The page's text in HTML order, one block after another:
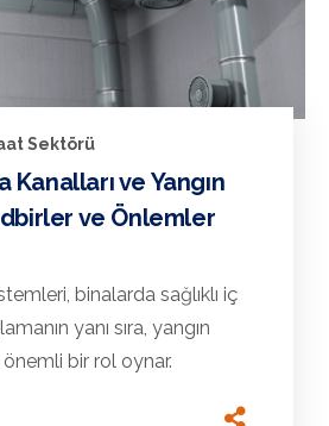
Sektörü
Kanalları ve Yangın
ve Önlemler
binalarda sağlıklı iç
yanı sıra, yangın
bir rol oynar.